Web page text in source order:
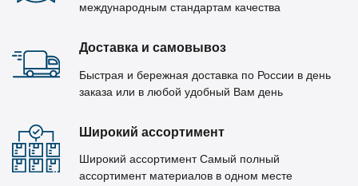
международным стандартам качества
Доставка и самовывоз
Быстрая и бережная доставка по России в день
заказа или в любой удобный Вам день
Широкий ассортимент
Широкий ассортимент Самый полный
ассортимент материалов в одном месте